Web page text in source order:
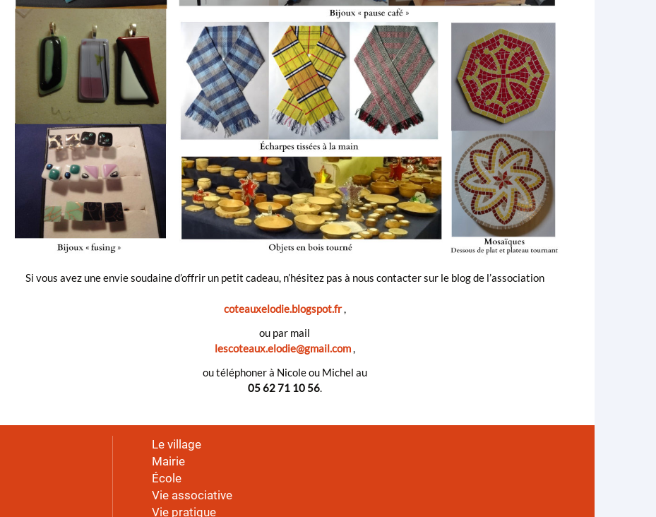
Si vous avez une envie soudaine d’offrir un petit cadeau, n’hésitez pas à nous contacter sur le blog de l’association
coteauxelodie.blogspot.fr,
ou par mail
lescoteaux.elodie@gmail.com,
ou téléphoner à Nicole ou Michel au
05 62 71 10 56.
Le village
Mairie
École
Vie associative
Vie pratique